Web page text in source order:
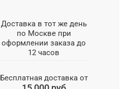
Доставка в тот же день
по Москве при
оформлении заказа до
12 часов
Бесплатная доставка от